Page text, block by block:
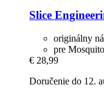
Slice
originálny
pre
€ 28,99
Doručenie do 12.